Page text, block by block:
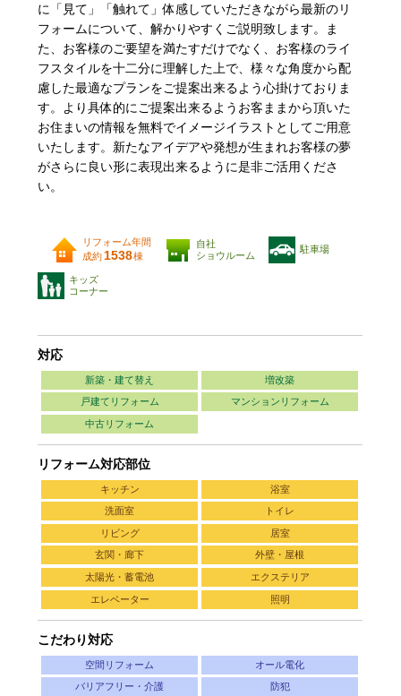
に「見て」「触れて」体感していただきながら最新のリ
フォームについて、解かりやすくご説明致します。ま
た、お客様のご要望を満たすだけでなく、お客様のライ
フスタイルを十二分に理解した上で、様々な角度から配
慮した最適なプランをご提案出来るよう心掛けておりま
す。より具体的にご提案出来るようお客ままから頂いた
お住まいの情報を無料でイメージイラストとしてご用意
いたします。新たなアイデアや発想が生まれお客様の夢
がさらに良い形に表現出来るように是非ご活用くださ
い。
リフォーム年間
成約 1538棟
自社
ショウルーム
駐車場
キッズ
コーナー
対応
新築・建て替え 増改築
戸建てリフォーム マンションリフォーム
中古リフォーム
リフォーム対応部位
キッチン 浴室
洗面室 トイレ
リビング 居室
玄関・廊下 外壁・屋根
太陽光・蓄電池 エクステリア
エレベーター 照明
こだわり対応
空間リフォーム オール電化
バリアフリー・介護 防犯